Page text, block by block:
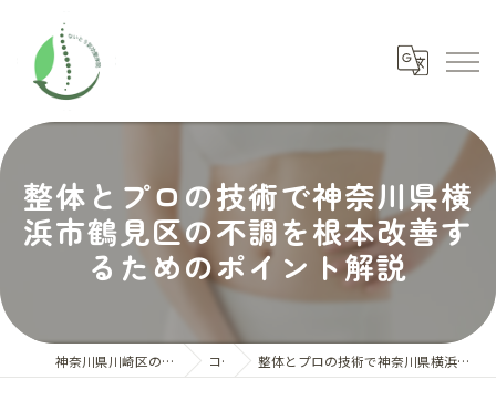
整体とプロの技術で神奈川県横
浜市鶴見区の不調を根本改善す
るためのポイント解説
神奈川県川崎区の整体ならないとう氣功整体院 コラム 整体とプロの技術で神奈川県横浜市鶴見区の不調を根本改善するためのポイント解説